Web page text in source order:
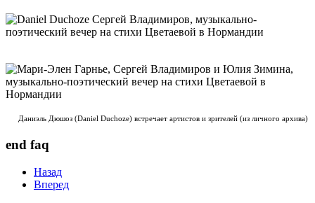
Даниэль Дюшоз (Daniel Duchoze) встречает артистов и зрителей (из личного архива)
end faq
Назад
Вперед